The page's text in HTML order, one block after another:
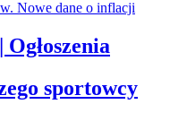
sportowcy